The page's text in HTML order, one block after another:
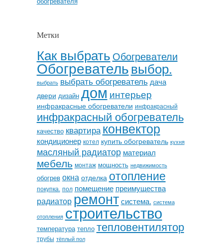
Метки
Как выбрать Обогреватели
Обогревательвыбор.
выбрать выбрать обогреватель дача
двери дизайн дом интерьер
инфракрасные обогреватели инфракрасный
инфракрасный обогреватель
качество квартираконвектор
кондиционер котел купить обогреватель кухня
масляный радиатор материал
мебель монтаж мощность недвижимость
обогрев окна отделка отопление
покупка. пол помещение преимущества
радиатор ремонт система. система
отопления строительство
температура тепло тепловентилятор
трубы тёплый пол